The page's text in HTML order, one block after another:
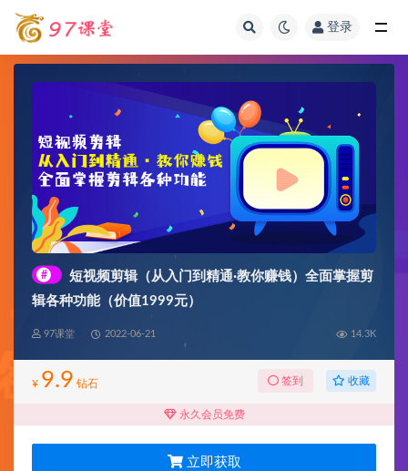
登录
#
短视频剪辑（从入门到精通·教你赚钱）全面掌握剪
辑各种功能（价值1999元）
97课堂 2022-06-21 14.3K
¥ 9.9 钻石 签到 收藏
永久会员免费
立即获取